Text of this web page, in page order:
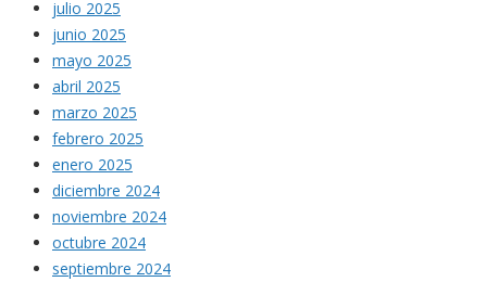
julio 2025
junio 2025
mayo 2025
abril 2025
marzo 2025
febrero 2025
enero 2025
diciembre 2024
noviembre 2024
octubre 2024
septiembre 2024